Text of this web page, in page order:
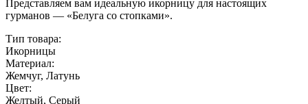
Представляем вам идеальную икорницу для настоящих
гурманов — «Белуга со стопками».
Тип товара:
Икорницы
Материал:
Жемчуг, Латунь
Цвет:
Желтый, Серый